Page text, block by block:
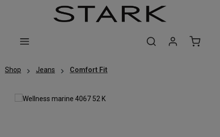
Zum Hauptinhalt springen
Shop Jeans Comfort Fit